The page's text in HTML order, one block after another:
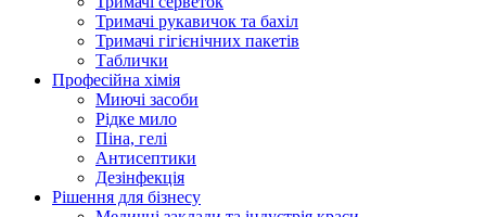
Тримачі рукавичок та бахіл
Тримачі гігієнічних пакетів
Таблички
Професійна хімія
Миючі засоби
Рідке мило
Піна, гелі
Антисептики
Дезінфекція
Рішення для бізнесу